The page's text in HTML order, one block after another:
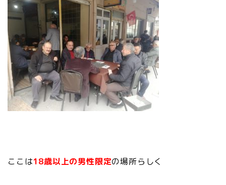
ここは18歳以上の男性限定の場所らしく